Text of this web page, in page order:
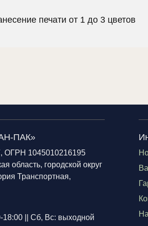
печати от 1 до 3 цветов
ПАК»
ОГРН 1045010216195
область, городской округ
Транспортная,
|| Сб, Вс: выходной